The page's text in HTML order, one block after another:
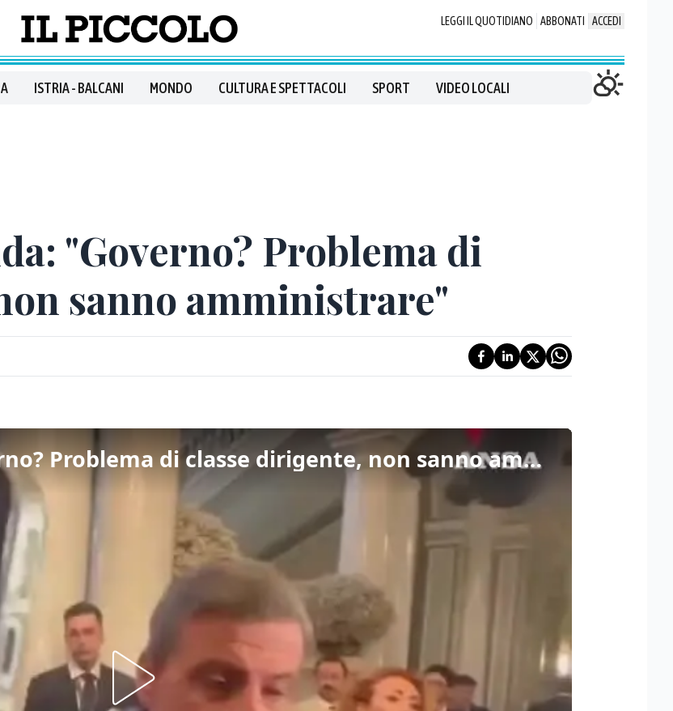
LEGGI IL QUOTIDIANO ABBONATI ACCEDI
ISTRIA - BALCANI MONDO CULTURA E SPETTACOLI SPORT VIDEO LOCALI
"Governo? Problema di
sanno amministrare"
Cernobbio, Calenda: "Governo? Problema di classe dirigente, non sanno amministrare"